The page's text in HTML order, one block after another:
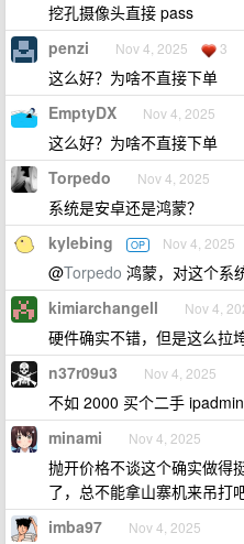
挖孔摄像头直接 pass
penzi Nov 4, 2025 3
这么好？为啥不直接下单
EmptyDX Nov 4, 2025
这么好？为啥不直接下单
Torpedo Nov 4, 2025
系统是安卓还是鸿蒙？
kylebing OP Nov 4, 2025
@Torpedo 鸿蒙，对这个系
kimiarchangell Nov 4,
硬件确实不错，但是这么拉
n37r09u3 Nov 4, 2025
不如 2000 买个二手
minami Nov 4, 2025
抛开价格不谈这个确实做得
了，总不能拿山寨机来吊打
imba97 Nov 4, 2025